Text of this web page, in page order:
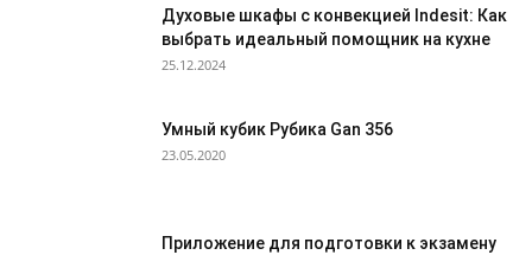
Духовые шкафы с конвекцией Indesit: Как
выбрать идеальный помощник на кухне
25.12.2024
Умный кубик Рубика Gan 356
23.05.2020
Приложение для подготовки к экзамену